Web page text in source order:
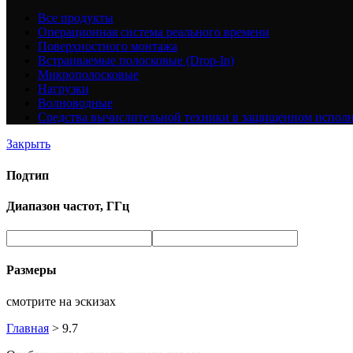
Все продукты
Операционная система реального времени
Поверхностного монтажа
Встраиваемые полосковые (Drop-In)
Микрополосковые
Нагрузки
Волноводные
Средства вычислительной техники в защищенном
Закрыть
Подтип
Диапазон частот, ГГц
Размеры
смотрите на эскизах
Главная > 9.7